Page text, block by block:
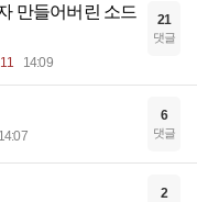
만들어버린 소드
14:09
21
댓글
14:07
6
댓글
2